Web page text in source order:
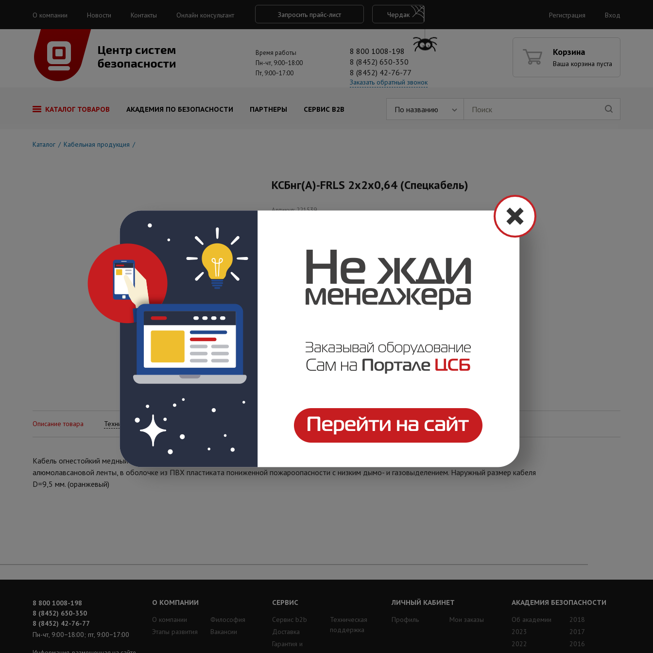
О компании Новости Контакты Онлайн консультант Запросить прайс-лист Чердак Регистрация Вход
Время работы
Пн-чт, 9:00−18:00
Пт, 9:00−17:00
8 800 1008-198
8 (8452) 650-350
8 (8452) 42-76-77
Заказать обратный звонок
Корзина
Ваша корзина пуста
КАТАЛОГ ТОВАРОВ АКАДЕМИЯ ПО БЕЗОПАСНОСТИ ПАРТНЕРЫ СЕРВИС B2B По названию
Каталог Кабельная продукция
КСБнг(А)-FRLS 2х2х0,64 (Спецкабель)
Артикул: 221539
Описание товара Технические характеристики
Кабель огнестойкий медный однопроволочный 2х2х0,64мм с изоляцией из огнестойкой кремнийорганической резины, с общим экраном из
алюмолавсановой ленты, в оболочке из ПВХ пластиката пониженной пожароопасности с низким дымо- и газовыделением. Наружный размер кабеля
D=9,5 мм. (оранжевый)
8 800 1008-198
8 (8452) 650-350
8 (8452) 42-76-77
Пн-чт, 9:00−18:00; пт, 9:00−17:00
О КОМПАНИИ
О компании
Этапы развития
Философия
Вакансии
СЕРВИС
Сервис b2b
Доставка
Гарантия и
Техническая
поддержка
ЛИЧНЫЙ КАБИНЕТ
Профиль
Мои заказы
АКАДЕМИЯ БЕЗОПАСНОСТИ
Об академии
2023
2022
2018
2017
2016